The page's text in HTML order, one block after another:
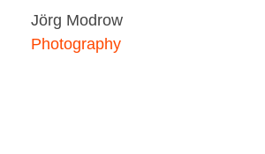
Jörg Modrow
Photography